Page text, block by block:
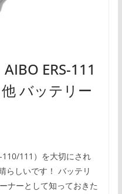
ERS-111
バッテリー
110/111）を大切にされ
らしいです！ バッテリ
ナーとして知っておきた